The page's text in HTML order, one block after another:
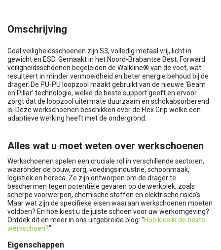
Omschrijving
Goal veiligheidsschoenen zijn S3, volledig metaal vrij, licht in
gewicht en ESD. Gemaakt in het Noord-Brabantse Best. Forward
veiligheidsschoenen begeleiden de Walkline® van de voet, wat
resulteert in minder vermoeidheid en beter energie behoud bij de
drager. De PU-PU loopzool maakt gebruikt van de nieuwe ‘Beam
en Pillar’ technologie, welke de beste support geeft en ervoor
zorgt dat de loopzool uitermate duurzaam en schokabsorberend
is. Deze werkschoenen beschikken over de Flex Grip welke een
adaptieve werking heeft met de ondergrond.
Alles wat u moet weten over werkschoenen
Werkschoenen spelen een cruciale rol in verschillende sectoren,
waaronder de bouw, zorg, voedingsindustrie, schoonmaak,
logistiek en horeca. Ze zijn ontworpen om de drager te
beschermen tegen potentiële gevaren op de werkplek, zoals
scherpe voorwerpen, chemische stoffen en elektrische risico's.
Maar wat zijn de specifieke eisen waaraan werkschoenen moeten
voldoen? En hoe kiest u de juiste schoen voor uw werkomgeving?
Ontdek dit en meer in ons uitgebreide blog: "Hoe kies ik de beste
werkschoen?".
Eigenschappen